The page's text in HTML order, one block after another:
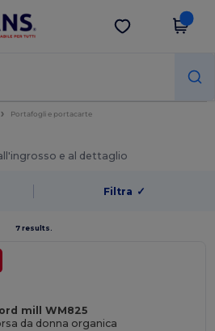
Scarica app
Portafogli e portacarte
e al dettaglio
Filtra ✓
7 results.
mill WM825
da donna organica